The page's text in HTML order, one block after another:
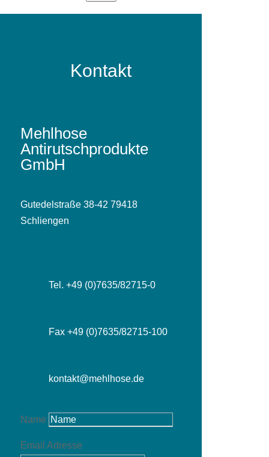
Kontakt
Mehlhose
Antirutschprodukte
GmbH
Gutedelstraße 38-42 79418
Schliengen
Tel. +49 (0)7635/82715-0
Fax +49 (0)7635/82715-100
kontakt@mehlhose.de
Name
Email Adresse